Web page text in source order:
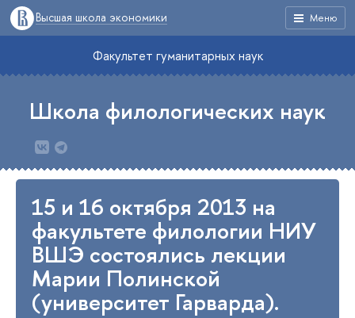
Меню
Высшая школа экономики
Факультет гуманитарных наук
Школа филологических наук
15 и 16 октября 2013 на
факультете филологии НИУ
ВШЭ состоялись лекции
Марии Полинской
(университет Гарварда).